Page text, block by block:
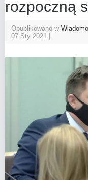
rozpoczną
Opublikowano w
07 Sty 2021